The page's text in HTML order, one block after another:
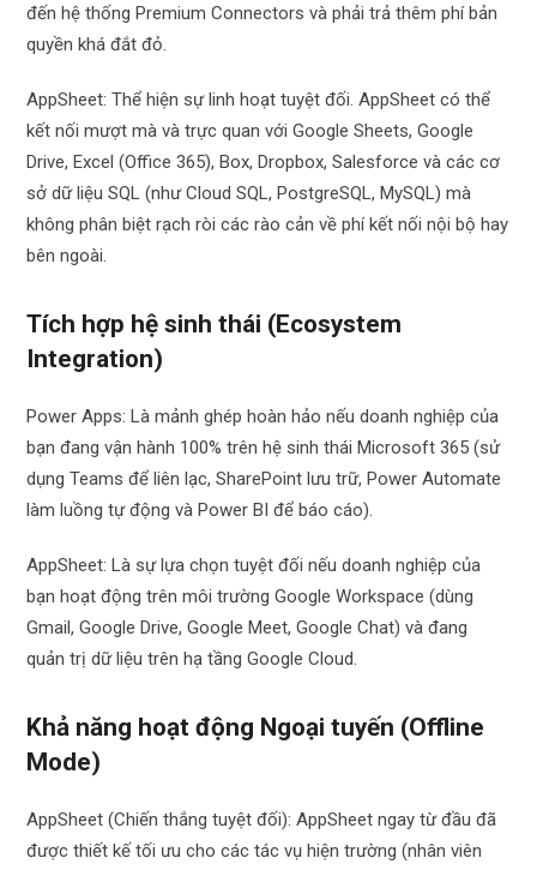
đến hệ thống Premium Connectors và phải trả thêm phí bản
quyền khá đắt đỏ.
AppSheet: Thể hiện sự linh hoạt tuyệt đối. AppSheet có thể
kết nối mượt mà và trực quan với Google Sheets, Google
Drive, Excel (Office 365), Box, Dropbox, Salesforce và các cơ
sở dữ liệu SQL (như Cloud SQL, PostgreSQL, MySQL) mà
không phân biệt rạch ròi các rào cản về phí kết nối nội bộ hay
bên ngoài.
Tích hợp hệ sinh thái (Ecosystem
Integration)
Power Apps: Là mảnh ghép hoàn hảo nếu doanh nghiệp của
bạn đang vận hành 100% trên hệ sinh thái Microsoft 365 (sử
dụng Teams để liên lạc, SharePoint lưu trữ, Power Automate
làm luồng tự động và Power BI để báo cáo).
AppSheet: Là sự lựa chọn tuyệt đối nếu doanh nghiệp của
bạn hoạt động trên môi trường Google Workspace (dùng
Gmail, Google Drive, Google Meet, Google Chat) và đang
quản trị dữ liệu trên hạ tầng Google Cloud.
Khả năng hoạt động Ngoại tuyến (Offline
Mode)
AppSheet (Chiến thắng tuyệt đối): AppSheet ngay từ đầu đã
được thiết kế tối ưu cho các tác vụ hiện trường (nhân viên